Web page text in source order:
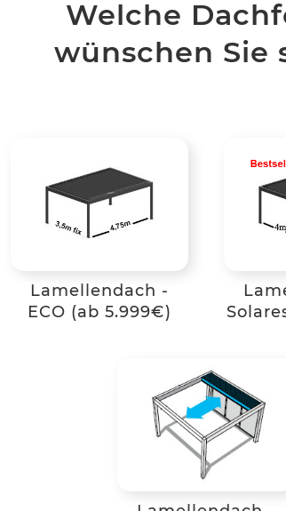
Welche
wünschen Sie
Lamellendach -
ECO (ab 5.999€)